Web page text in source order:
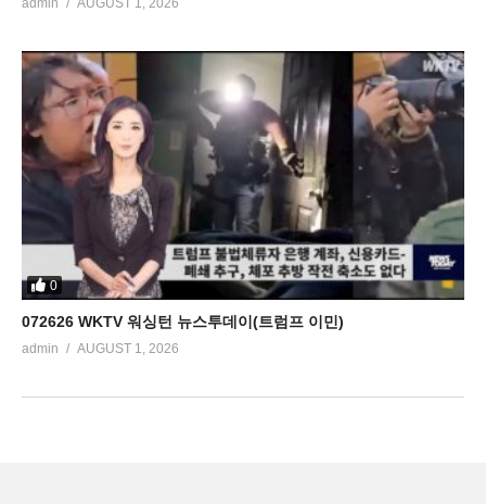
0
072626 WKTV 워싱턴 뉴스투데이(트럼프 이민)
admin AUGUST 1, 2026